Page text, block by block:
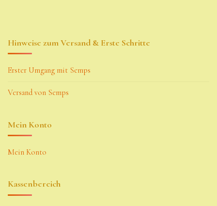
Hinweise zum Versand & Erste Schritte
Erster Umgang mit Semps
Versand von Semps
Mein Konto
Mein Konto
Kassenbereich